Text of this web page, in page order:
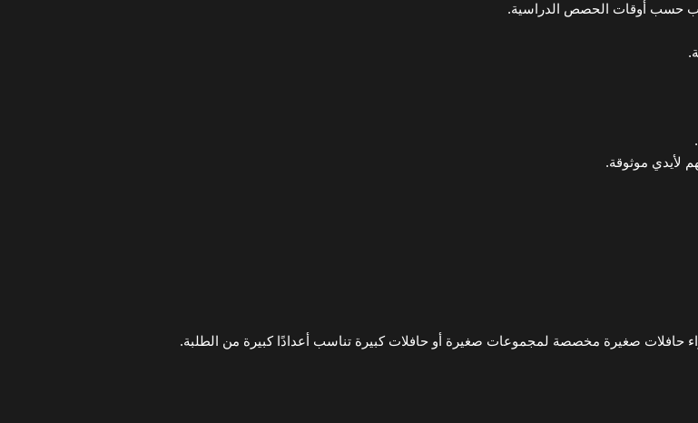
حسب أوقات الحصص الدراسية.
لأيدي موثوقة.
حافلات صغيرة مخصصة لمجموعات صغيرة أو حافلات كبيرة تناسب أعدادًا كبيرة من الطلبة.